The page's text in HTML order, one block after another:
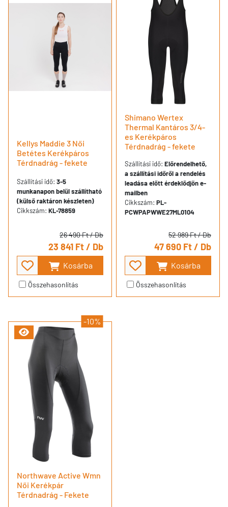
Kellys Maddie 3 Női
Betétes Kerékpáros
Térdnadrág - fekete
Szállítási idő: 3-5
munkanapon belül szállítható
(külső raktáron készleten)
Cikkszám: KL-78859
26 490 Ft/ Db
23 841 Ft/ Db
Kosárba
Összehasonlítás
Shimano Wertex
Thermal Kantáros 3/4-
es Kerékpáros
Térdnadrág - fekete
Szállítási idő: Előrendelhető,
a szállítási időről a rendelés
leadása előtt érdeklődjön e-
mailben
Cikkszám: PL-
PCWPAPWWE27ML0104
52 989 Ft/ Db
47 690 Ft/ Db
Kosárba
Összehasonlítás
-10%
Northwave Active Wmn
Női Kerékpár
Térdnadrág - Fekete